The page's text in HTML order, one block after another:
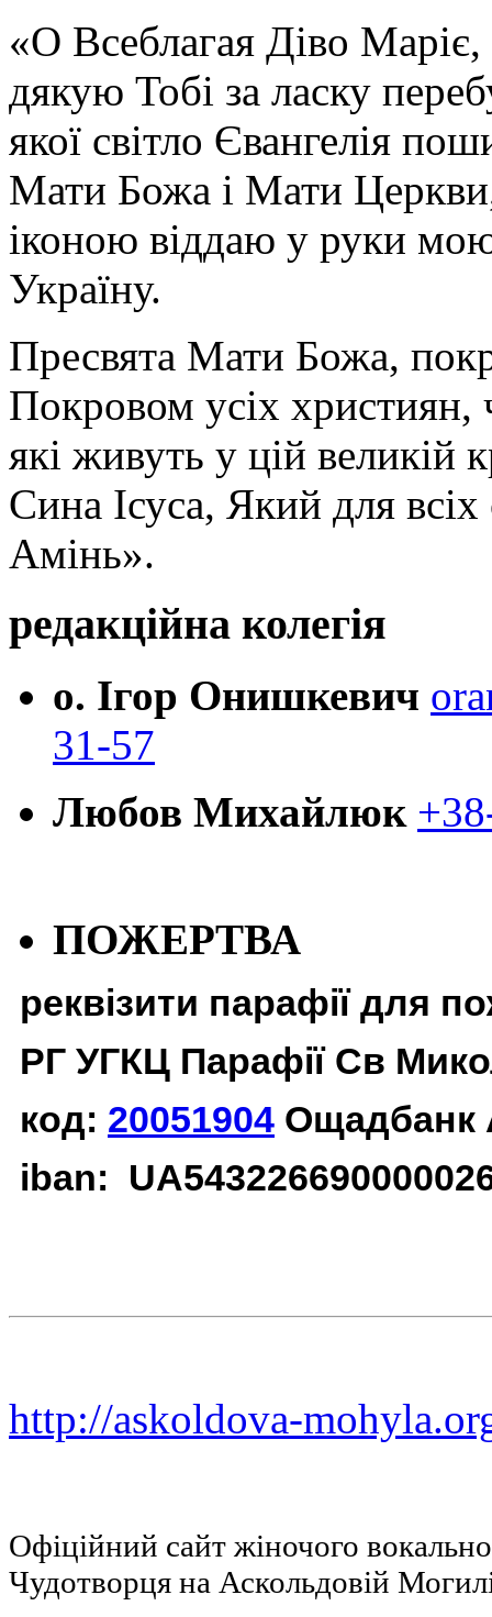
«О Всеблагая Діво
дякую Тобі за ласку
якої світло Євангелія
Мати Божа і Мати
іконою віддаю у руки
Україну.
Пресвята Мати Божа,
Покровом усіх християн,
які живуть у цій великій
Сина Ісуса, Який для
Амінь».
редакційна колегія
о. Ігор Онишкевич
31-57
Любов Михайлюк
ПОЖЕРТВА
реквізити парафії для
РГ УГКЦ Парафії Св
код: 20051904 Ощадбанк
iban:
http://askoldova-
Офіційний сайт жіночого
Чудотворця на Аскольдовій